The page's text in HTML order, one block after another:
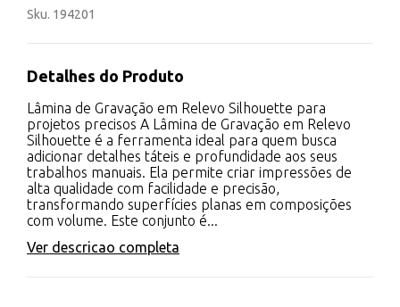
Sku. 194201
Detalhes do Produto
Lâmina de Gravação em Relevo Silhouette para
projetos precisos A Lâmina de Gravação em Relevo
Silhouette é a ferramenta ideal para quem busca
adicionar detalhes táteis e profundidade aos seus
trabalhos manuais. Ela permite criar impressões de
alta qualidade com facilidade e precisão,
transformando superfícies planas em composições
com volume. Este conjunto é...
Ver descricao completa